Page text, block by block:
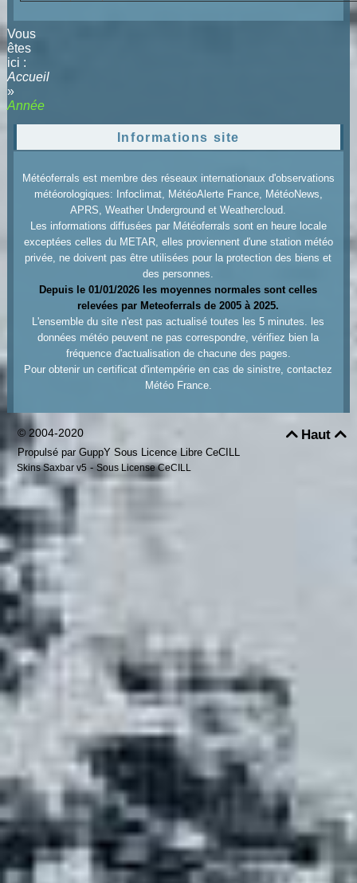
Vous
êtes
ici :
Accueil
»
Année
Informations site
Météoferrals est membre des réseaux internationaux d'observations
météorologiques: Infoclimat, MétéoAlerte France, MétéoNews,
APRS, Weather Underground et Weathercloud.
Les informations diffusées par Météoferrals sont en heure locale
exceptées celles du METAR, elles proviennent d'une station météo
privée, ne doivent pas être utilisées pour la protection des biens et
des personnes.
Depuis le 01/01/2026 les moyennes normales sont celles
relevées par Meteoferrals de 2005 à 2025.
L'ensemble du site n'est pas actualisé toutes les 5 minutes. les
données météo peuvent ne pas correspondre, vérifiez bien la
fréquence d'actualisation de chacune des pages.
Pour obtenir un certificat d'intempérie en cas de sinistre, contactez
Météo France.
Haut
© 2004-2020
Propulsé par GuppY Sous Licence Libre CeCILL
Skins Saxbar v5- Sous License CeCILL